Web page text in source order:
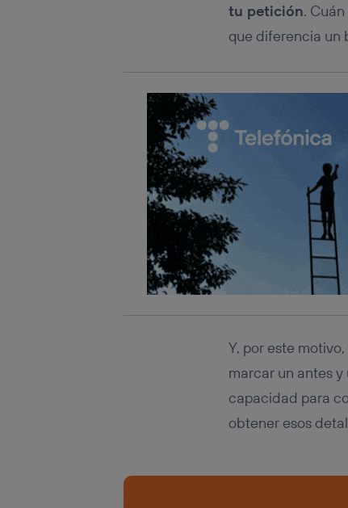
tu petición.
que diferencia un
Y, por este
marcar un antes y
capacidad para
obtener esos